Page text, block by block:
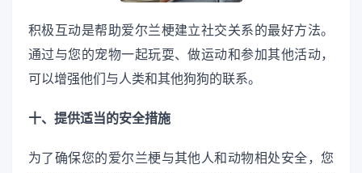
积极互动是帮助爱尔兰梗建立社交关系的最好方法。
通过与您的宠物一起玩耍、做运动和参加其他活动，
可以增强他们与人类和其他狗狗的联系。
十、提供适当的安全措施
为了确保您的爱尔兰梗与其他人和动物相处安全，您